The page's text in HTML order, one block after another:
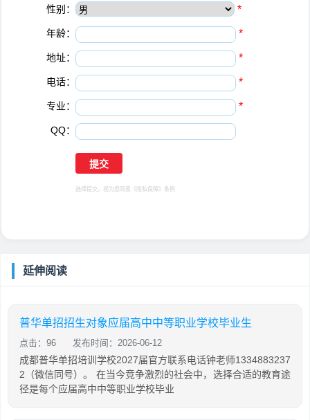
性别： *
年龄： *
地址： *
电话： *
专业： *
QQ：
选择提交，视为您同意 《隐私保障》 条例
延伸阅读
普华单招招生对象应届高中中等职业学校毕业生
点击：96 发布时间：2026-06-12
成都普华单招培训学校2027届官方联系电话钟老师1334883237
2（微信同号）。 在当今竞争激烈的社会中，选择合适的教育途
径是每个应届高中中等职业学校毕业